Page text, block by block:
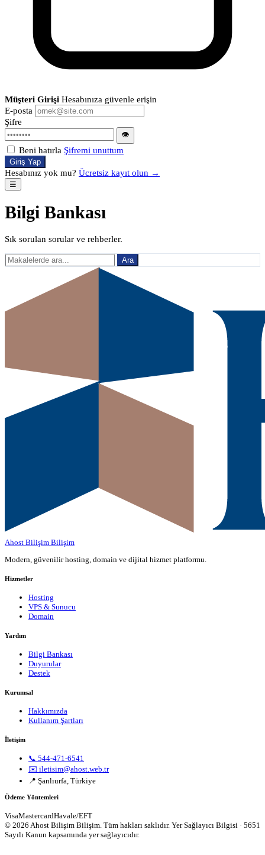
Müşteri Girişi Hesabınıza güvenle erişin
E-posta
Şifre
👁
Beni hatırla Şifremi unuttum
Giriş Yap
Hesabınız yok mu? Ücretsiz kayıt olun →
☰
Bilgi Bankası
Sık sorulan sorular ve rehberler.
Ara
Ahost Bilişim Bilişim
Modern, güvenilir hosting, domain ve dijital hizmet platformu.
Hizmetler
Hosting
VPS & Sunucu
Domain
Yardım
Bilgi Bankası
Duyurular
Destek
Kurumsal
Hakkımızda
Kullanım Şartları
İletişim
📞 544-471-6541
✉️ iletisim@ahost.web.tr
📍 Şanlıurfa, Türkiye
Ödeme Yöntemleri
VisaMastercardHavale/EFT
© 2026 Ahost Bilişim Bilişim. Tüm hakları saklıdır. Yer Sağlayıcı Bilgisi · 5651
Sayılı Kanun kapsamında yer sağlayıcıdır.